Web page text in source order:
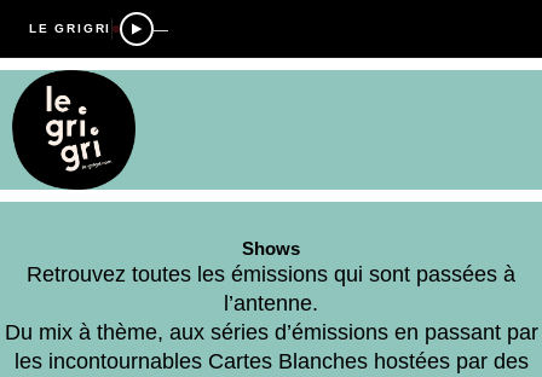
LE GRIGRI —
Shows
Retrouvez toutes les émissions qui sont passées à
l’antenne.
Du mix à thème, aux séries d’émissions en passant par
les incontournables Cartes Blanches hostées par des